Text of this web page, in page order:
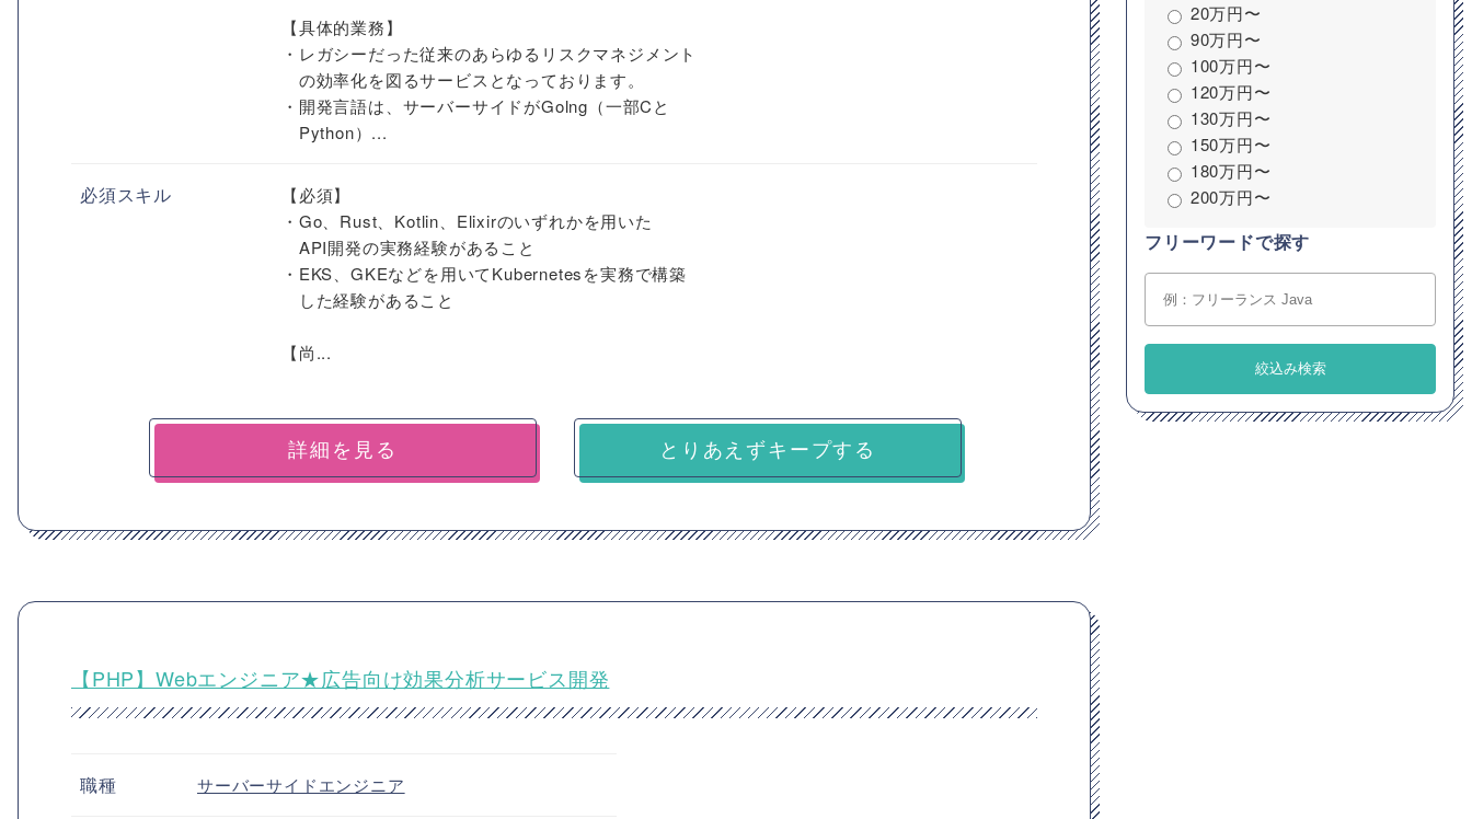
【具体的業務】
・レガシーだった従来のあらゆるリスクマネジメント
の効率化を図るサービスとなっております。
・開発言語は、サーバーサイドがGolng（一部Cと
Python）...
必須スキル
【必須】
・Go、Rust、Kotlin、Elixirのいずれかを用いた
API開発の実務経験があること
・EKS、GKEなどを用いてKubernetesを実務で構築
した経験があること
【尚...
詳細を見る とりあえずキープする
【PHP】Webエンジニア★広告向け効果分析サービス開発
職種 サーバーサイドエンジニア
20万円〜
90万円〜
100万円〜
120万円〜
130万円〜
150万円〜
180万円〜
200万円〜
フリーワードで探す